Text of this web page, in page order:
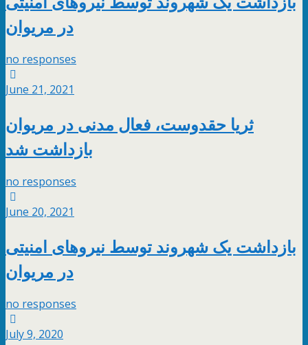
در مریوان
no responses
June 21, 2021
ثریا حقدوست، فعال مدنی در مریوان
بازداشت شد
no responses
June 20, 2021
بازداشت یک شهروند توسط نیروهای امنیتی
در مریوان
no responses
July 9, 2020